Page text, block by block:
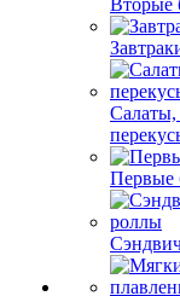
Салаты,
Первые